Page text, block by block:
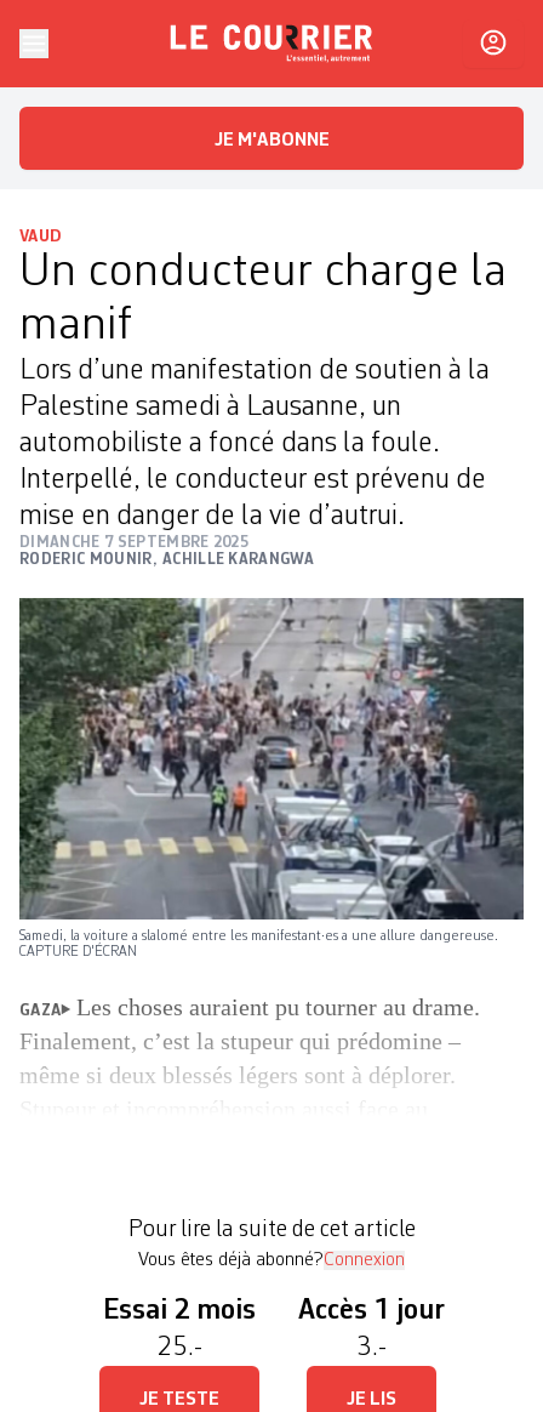
Le CourrierL'essentiel, autrement
JE M'ABONNE
VAUD
Un conducteur charge la
manif
Lors d’une manifestation de soutien à la
Palestine samedi à Lausanne, un
automobiliste a foncé dans la foule.
Interpellé, le conducteur est prévenu de
mise en danger de la vie d’autrui.
DIMANCHE 7 SEPTEMBRE 2025
RODERIC MOUNIR, ACHILLE KARANGWA
Samedi, la voiture a slalomé entre les manifestant·es a une allure dangereuse.
CAPTURE D'ÉCRAN
GAZA
Les choses auraient pu tourner au drame.
Finalement, c’est la stupeur qui prédomine –
même si deux blessés légers sont à déplorer.
collectifs et partie de la […]
Pour lire la suite de cet article
Vous êtes déjà abonné?Connexion
Essai 2 mois
25.-
JE TESTE
Accès 1 jour
3.-
JE LIS